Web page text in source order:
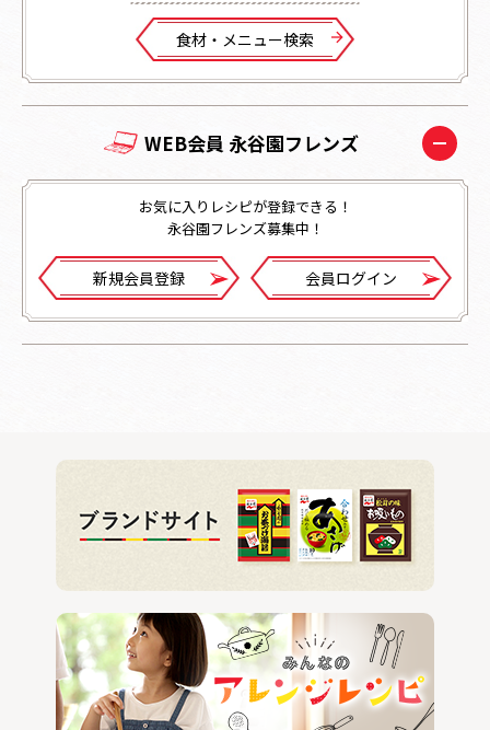
⾷材・メニュー検索
WEB会員 永谷園フレンズ
お気に入りレシピが登録できる！
永谷園フレンズ募集中！
新規会員登録 会員ログイン